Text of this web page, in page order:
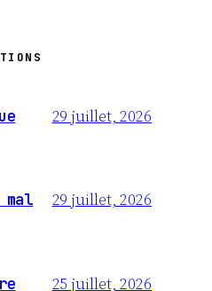
29 juillet, 2026
29 juillet, 2026
25 juillet, 2026